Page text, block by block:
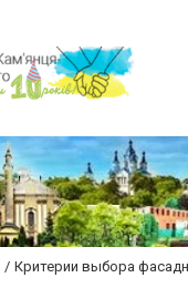
Критерии выбора